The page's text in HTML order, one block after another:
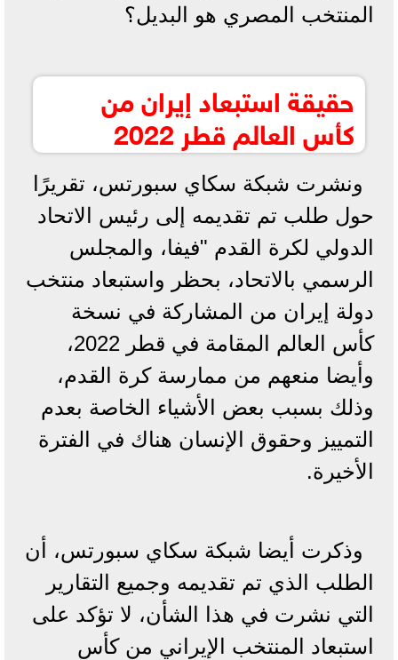
المنتخب المصري هو البديل؟
حقيقة استبعاد إيران من
كأس العالم قطر 2022
ونشرت شبكة سكاي سبورتس، تقريرًا
حول طلب تم تقديمه إلى رئيس الاتحاد
الدولي لكرة القدم "فيفا، والمجلس
الرسمي بالاتحاد، بحظر واستبعاد منتخب
دولة إيران من المشاركة في نسخة
كأس العالم المقامة في قطر 2022،
وأيضا منعهم من ممارسة كرة القدم،
وذلك بسبب بعض الأشياء الخاصة بعدم
التمييز وحقوق الإنسان هناك في الفترة
الأخيرة.
وذكرت أيضا شبكة سكاي سبورتس، أن
الطلب الذي تم تقديمه وجميع التقارير
التي نشرت في هذا الشأن، لا تؤكد على
استبعاد المنتخب الإيراني من كأس